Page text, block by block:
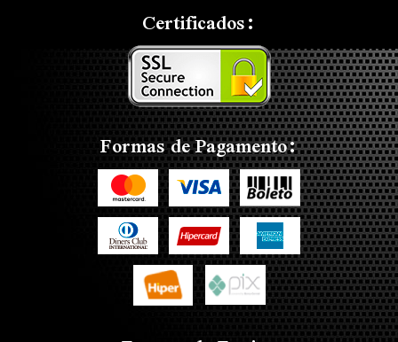
Certificados:
Formas de Pagamento: